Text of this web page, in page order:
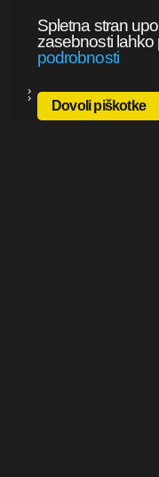
Spletna stran
zasebnosti lahko
podrobnosti
Dovoli piškotke